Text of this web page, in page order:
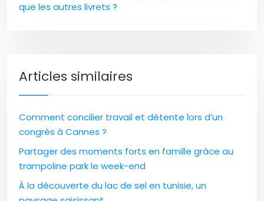
que les autres livrets ?
Articles similaires
Comment concilier travail et détente lors d’un
congrès à Cannes ?
Partager des moments forts en famille grâce au
trampoline park le week-end
À la découverte du lac de sel en tunisie, un